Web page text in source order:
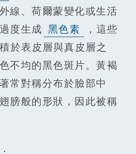
線、荷爾蒙變化或生活
度生成 黑色素
，這些
於表皮層與真皮層之
不均的黑色斑片。黃褐
常對稱分布於臉部中
膀般的形狀，因此被稱